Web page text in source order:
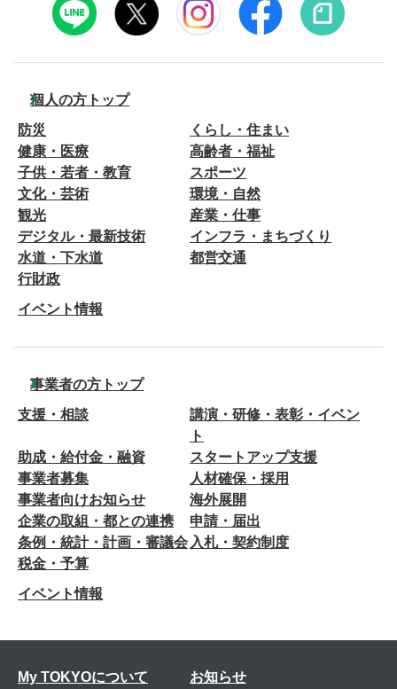
個人の方トップ
防災
くらし・住まい
健康・医療
高齢者・福祉
子供・若者・教育
スポーツ
文化・芸術
環境・自然
観光
産業・仕事
デジタル・最新技術
インフラ・まちづくり
水道・下水道
都営交通
行財政
イベント情報
事業者の方トップ
支援・相談
講演・研修・表彰・イベン
ト
助成・給付金・融資
スタートアップ支援
事業者募集
人材確保・採用
事業者向けお知らせ
海外展開
企業の取組・都との連携
申請・届出
条例・統計・計画・審議会 入札・契約制度
税金・予算
イベント情報
My TOKYOについて
お知らせ